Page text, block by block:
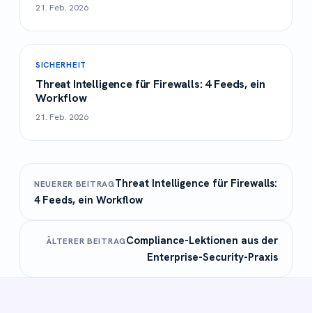
21. Feb. 2026
SICHERHEIT
Threat Intelligence für Firewalls: 4 Feeds, ein
Workflow
21. Feb. 2026
NEUERER BEITRAGThreat Intelligence für Firewalls:
4 Feeds, ein Workflow
ÄLTERER BEITRAGCompliance-Lektionen aus der
Enterprise-Security-Praxis